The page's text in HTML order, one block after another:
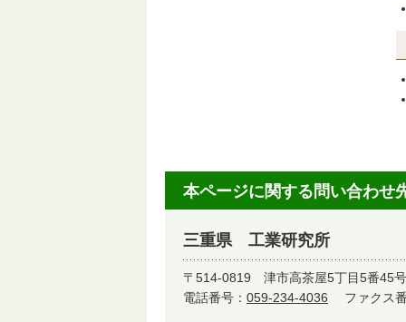
本ページに関する問い合わせ
三重県 工業研究所
〒514-0819 津市高茶屋5丁目5番45号
電話番号： 059-234-4036 ファクス